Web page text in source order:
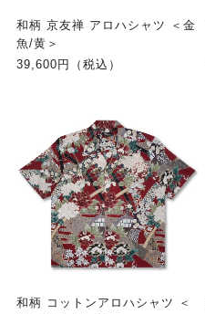
和柄 京友禅 アロハシャツ ＜金
魚/黄＞
39,600円（税込）
和柄 コットンアロハシャツ ＜